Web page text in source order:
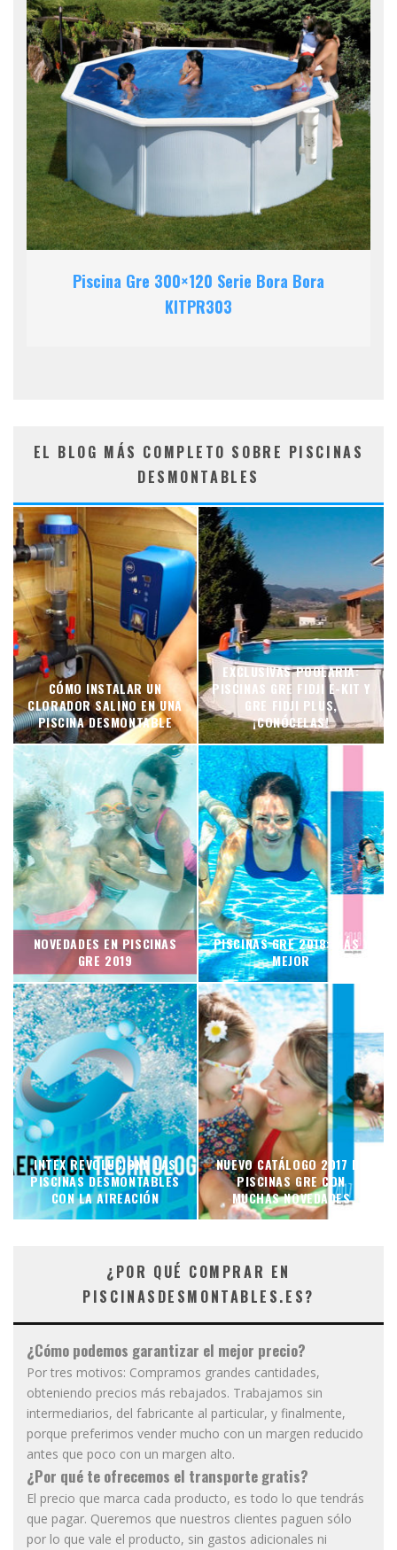
Piscina Gre 300×120 Serie Bora Bora
KITPR303
EL BLOG MÁS COMPLETO SOBRE PISCINAS
DESMONTABLES
CÓMO INSTALAR UN
CLORADOR SALINO EN UNA
PISCINA DESMONTABLE
EXCLUSIVAS POOLARIA:
PISCINAS GRE FIDJI E-KIT Y
GRE FIDJI PLUS,
¡CONÓCELAS!
NOVEDADES EN PISCINAS
GRE 2019
PISCINAS GRE 2018: MÁS Y
MEJOR
INTEX REVOLUCIONA LAS
PISCINAS DESMONTABLES
CON LA AIREACIÓN
NUEVO CATÁLOGO 2017 DE
PISCINAS GRE CON
MUCHAS NOVEDADES
¿POR QUÉ COMPRAR EN
PISCINASDESMONTABLES.ES?
¿Cómo podemos garantizar el mejor precio?
Por tres motivos: Compramos grandes cantidades,
obteniendo precios más rebajados. Trabajamos sin
intermediarios, del fabricante al particular, y finalmente,
porque preferimos vender mucho con un margen reducido
antes que poco con un margen alto.
¿Por qué te ofrecemos el transporte gratis?
El precio que marca cada producto, es todo lo que tendrás
que pagar. Queremos que nuestros clientes paguen sólo
por lo que vale el producto, sin gastos adicionales ni